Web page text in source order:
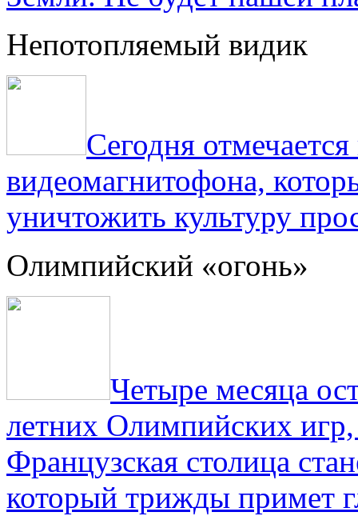
Непотопляемый видик
Сегодня
видеомагнитофона,
уничтожить культуру
Олимпийский «огонь»
Четыре месяца
летних Олимпийских
Французская столица
который трижды примет